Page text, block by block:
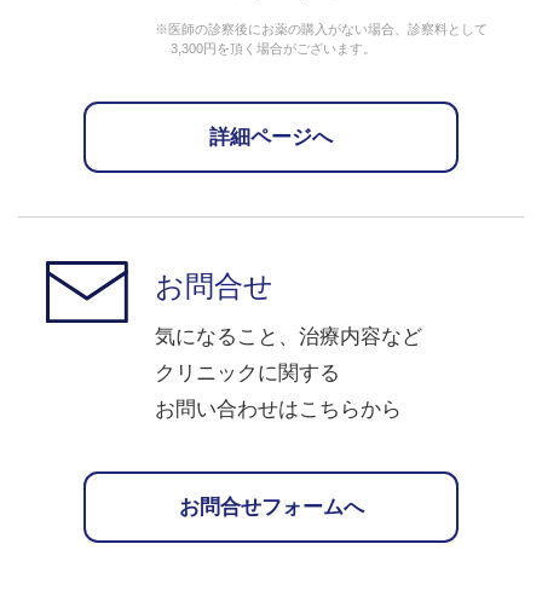
※医師の診察後にお薬の購入がない場合、診察料として
3,300円を頂く場合がございます。
詳細ページへ
お問合せ
気になること、治療内容など
クリニックに関する
お問い合わせはこちらから
お問合せフォームへ